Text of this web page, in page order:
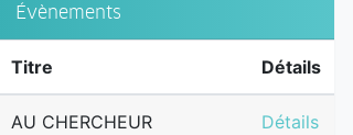
Évènements
Titre Détails
AU CHERCHEUR
AU
Détails